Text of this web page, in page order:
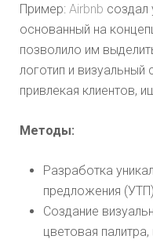
Пример: Airbnb создал
основанный на
позволило им
логотип и
привлекая клиентов,
Методы:
Разработка
предложения (УТП)
Создание
цветовая